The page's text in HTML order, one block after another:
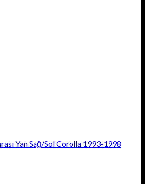
Yan Sağ/Sol Corolla 1993-1998